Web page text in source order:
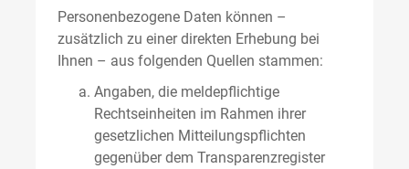
Personenbezogene Daten können –
zusätzlich zu einer direkten Erhebung bei
Ihnen – aus folgenden Quellen stammen:
Angaben, die meldepflichtige
Rechtseinheiten im Rahmen ihrer
gesetzlichen Mitteilungspflichten
gegenüber dem Transparenzregister